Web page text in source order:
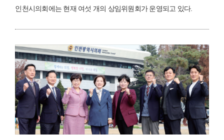
인천시의회에는 현재 여섯 개의 상임위원회가 운영되고 있다.